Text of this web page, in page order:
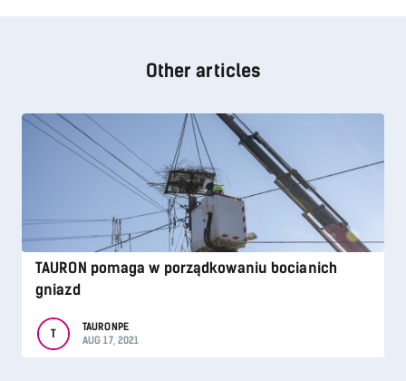
Other articles
TAURON pomaga w porządkowaniu bocianich
gniazd
T
TAURONPE
AUG 17, 2021